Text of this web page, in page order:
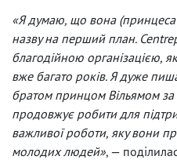
«Я думаю, що вона
назву на перший план.
благодійною організацією,
вже багато років. Я дуже
братом принцом Вільямом за
продовжує робити для
важливої ​​роботи, яку вони
молодих людей», —